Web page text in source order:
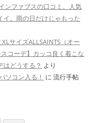
ンファブスの口コミ。人気
。雨の日だけじゃもった
サイズALLSAINTS（オー
スコーデ】カッコ良く着こな
はどうする？ より
ソコン入る！ に 流行手帖